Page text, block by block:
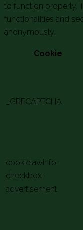
to function properly.
functionalities and
anonymously.
Cookie
_GRECAPTCHA
cookielawinfo-
checkbox-
advertisement